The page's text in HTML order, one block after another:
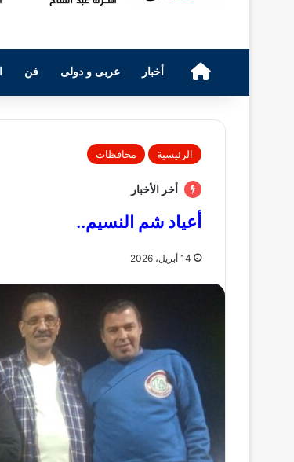
الرئيسيةأخبار عربى و دولى فن
الرئيسية محافظات
أخر الأخبار
أعياد شم النسيم..
14 أبريل، 2026